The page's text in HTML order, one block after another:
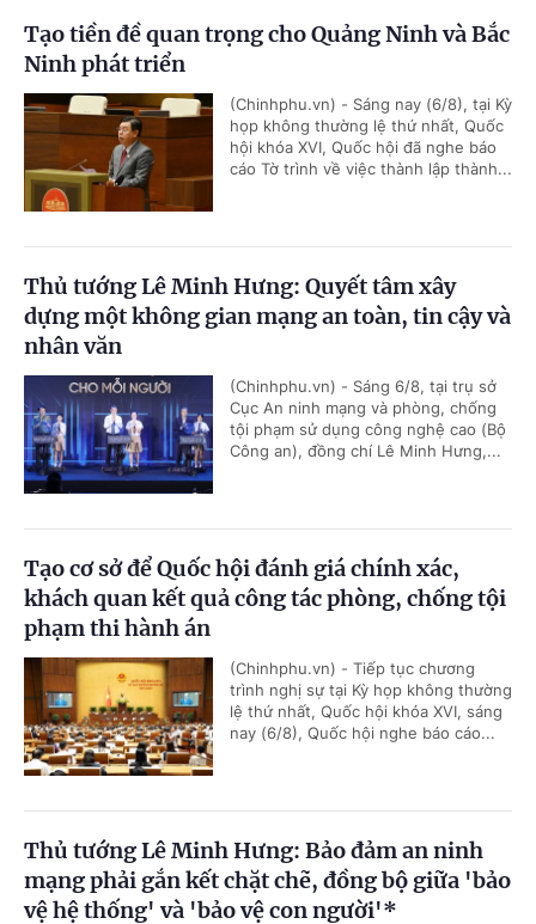
Tạo tiền đề quan trọng cho Quảng Ninh và Bắc
Ninh phát triển
(Chinhphu.vn) - Sáng nay (6/8), tại Kỳ
họp không thường lệ thứ nhất, Quốc
hội khóa XVI, Quốc hội đã nghe báo
cáo Tờ trình về việc thành lập thành...
Thủ tướng Lê Minh Hưng: Quyết tâm xây
dựng một không gian mạng an toàn, tin cậy và
nhân văn
(Chinhphu.vn) - Sáng 6/8, tại trụ sở
Cục An ninh mạng và phòng, chống
tội phạm sử dụng công nghệ cao (Bộ
Công an), đồng chí Lê Minh Hưng,...
Tạo cơ sở để Quốc hội đánh giá chính xác,
khách quan kết quả công tác phòng, chống tội
phạm thi hành án
(Chinhphu.vn) - Tiếp tục chương
trình nghị sự tại Kỳ họp không thường
lệ thứ nhất, Quốc hội khóa XVI, sáng
nay (6/8), Quốc hội nghe báo cáo...
Thủ tướng Lê Minh Hưng: Bảo đảm an ninh
mạng phải gắn kết chặt chẽ, đồng bộ giữa 'bảo
vệ hệ thống' và 'bảo vệ con người'*